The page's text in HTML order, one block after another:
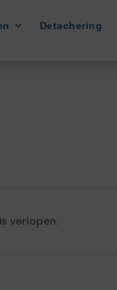
Detachering
verlopen.